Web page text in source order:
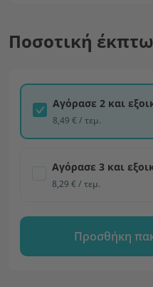
Ποσοτική
Αγόρασε 2 και
8,49 € / τεμ.
Αγόρασε 3 και
8,29 € / τεμ.
Προσθήκη